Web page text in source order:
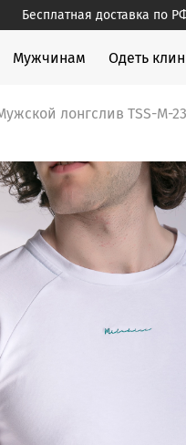
Бесплатная доставка по
Мужчинам Одеть
лонгслив TSS-M-